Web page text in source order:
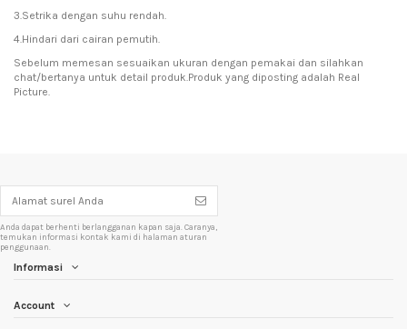
3.Setrika dengan suhu rendah.
4.Hindari dari cairan pemutih.
Sebelum memesan sesuaikan ukuran dengan pemakai dan silahkan
chat/bertanya untuk detail produk.Produk yang diposting adalah Real
Picture.
Anda dapat berhenti berlangganan kapan saja. Caranya,
temukan informasi kontak kami di halaman aturan
penggunaan.
Informasi
Account